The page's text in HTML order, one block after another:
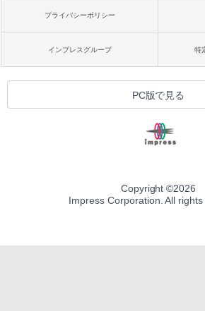
プライバシーポリシー
インプレスグループ 特
PC版で見る
Copyright ©2026
Impress Corporation. All rights